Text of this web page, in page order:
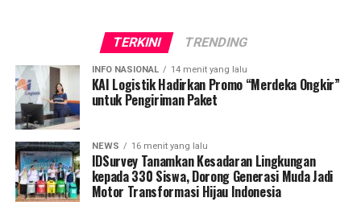
TERKINI TRENDING
INFO NASIONAL 14 menit yang lalu
KAI Logistik Hadirkan Promo “Merdeka Ongkir”
untuk Pengiriman Paket
NEWS 16 menit yang lalu
IDSurvey Tanamkan Kesadaran Lingkungan
kepada 330 Siswa, Dorong Generasi Muda Jadi
Motor Transformasi Hijau Indonesia